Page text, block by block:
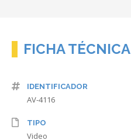
FICHA TÉCNICA
IDENTIFICADOR
AV-4116
TIPO
Video